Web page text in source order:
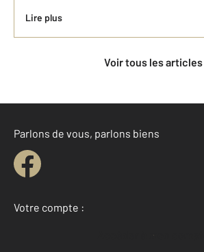
Lire plus
Voir tous les articles
Parlons de vous, parlons biens
Votre compte :
Accéder à mon compte